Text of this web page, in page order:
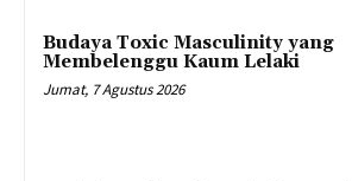
Budaya Toxic Masculinity yang
Membelenggu Kaum Lelaki
Jumat, 7 Agustus 2026